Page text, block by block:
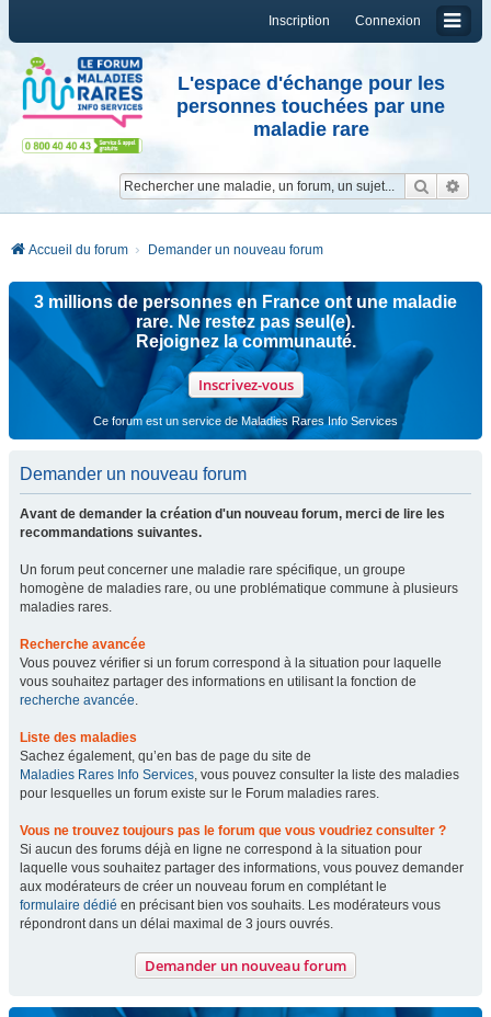
Connexion
Inscription
L'espace d'échange pour les
personnes touchées par une
maladie rare
Accueil du forum Demander un nouveau forum
3 millions de personnes en France ont une maladie
rare. Ne restez pas seul(e).
Rejoignez la communauté.
Inscrivez-vous
Ce forum est un service de Maladies Rares Info Services
Demander un nouveau forum
Avant de demander la création d'un nouveau forum, merci de lire les
recommandations suivantes.
Un forum peut concerner une maladie rare spécifique, un groupe
homogène de maladies rare, ou une problématique commune à plusieurs
maladies rares.
Recherche avancée
Vous pouvez vérifier si un forum correspond à la situation pour laquelle
vous souhaitez partager des informations en utilisant la fonction de
recherche avancée.
Liste des maladies
Sachez également, qu’en bas de page du site de
Maladies Rares Info Services, vous pouvez consulter la liste des maladies
pour lesquelles un forum existe sur le Forum maladies rares.
Vous ne trouvez toujours pas le forum que vous voudriez consulter ?
Si aucun des forums déjà en ligne ne correspond à la situation pour
laquelle vous souhaitez partager des informations, vous pouvez demander
aux modérateurs de créer un nouveau forum en complétant le
formulaire dédié en précisant bien vos souhaits. Les modérateurs vous
répondront dans un délai maximal de 3 jours ouvrés.
Demander un nouveau forum